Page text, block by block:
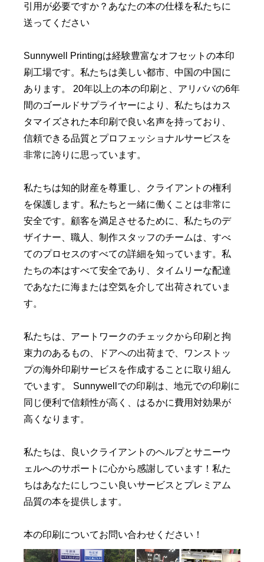
引用が必要ですか？あなたの本の仕様を私たちに
送ってください
Sunnywell Printingは経験豊富なオフセットの本印
刷工場です。私たちは美しい都市、中国の中国に
あります。 20年以上の本の印刷と、アリババの6年
間のゴールドサプライヤーにより、私たちはカス
タマイズされた本印刷で良い名声を持っており、
信頼できる品質とプロフェッショナルサービスを
非常に誇りに思っています。
私たちは知的財産を尊重し、クライアントの権利
を保護します。私たちと一緒に働くことは非常に
安全です。顧客を満足させるために、私たちのデ
ザイナー、職人、制作スタッフのチームは、すべ
てのプロセスのすべての詳細を知っています。私
たちの本はすべて安全であり、タイムリーな配達
であなたに海または空気を介して出荷されていま
す。
私たちは、アートワークのチェックから印刷と拘
束力のあるもの、ドアへの出荷まで、ワン​​ストッ
プの海外印刷サービスを作成することに取り組ん
でいます。 Sunnywellでの印刷は、地元での印刷に
同じ便利で信頼性が高く、はるかに費用対効果が
高くなります。
私たちは、良いクライアントのヘルプとサニーウ
ェルへのサポートに心から感謝しています！私た
ちはあなたにしつこい良いサービスとプレミアム
品質の本を提供します。
本の印刷についてお問い合わせください！